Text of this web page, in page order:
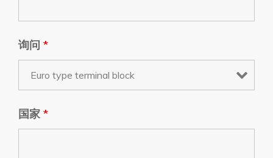
询问 *
国家 *